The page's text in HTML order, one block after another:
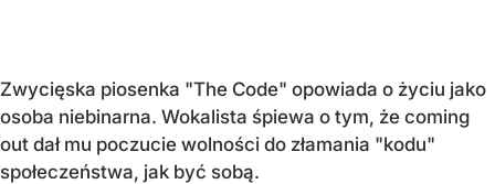
Zwycięska piosenka "The Code" opowiada o życiu jako
osoba niebinarna. Wokalista śpiewa o tym, że coming
out dał mu poczucie wolności do złamania "kodu"
społeczeństwa, jak być sobą.